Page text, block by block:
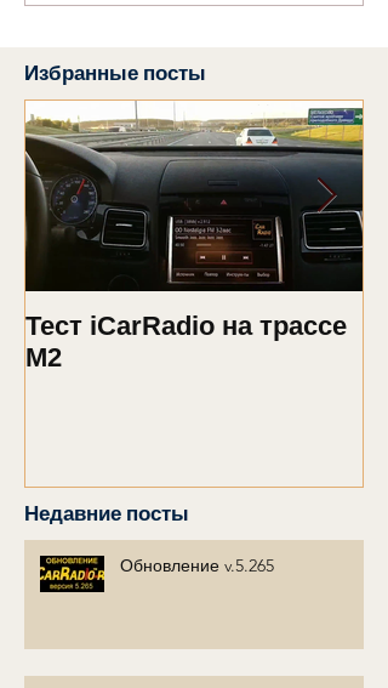
Избранные посты
Тест iCarRadio на трассе
M2
Недавние посты
Обновление v.5.265